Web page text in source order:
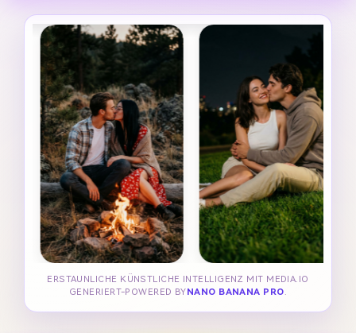
ERSTAUNLICHE KÜNSTLICHE INTELLIGENZ MIT MEDIA.IO
GENERIERT-POWERED BY NANO BANANA PRO.